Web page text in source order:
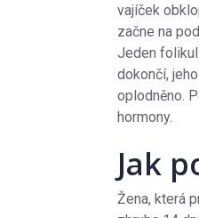
vajíček
začne na
Jeden
dokončí,
oplodněno.
hormony.
Jak
Žena, která